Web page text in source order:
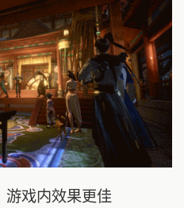
游戏内效果更佳